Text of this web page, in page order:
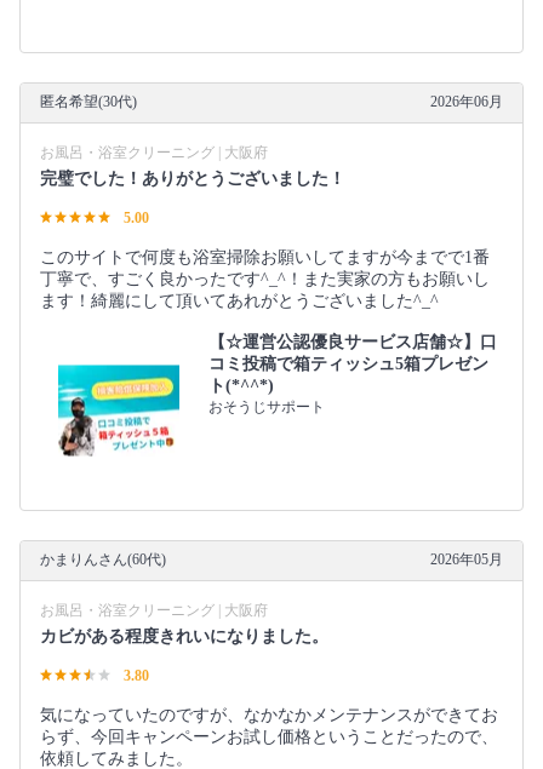
匿名希望(30代) 2026年06月
お風呂・浴室クリーニング | 大阪府
完璧でした！ありがとうございました！
5.00
このサイトで何度も浴室掃除お願いしてますが今までで1番
丁寧で、すごく良かったです^_^！また実家の方もお願いし
ます！綺麗にして頂いてあれがとうございました^_^
【☆運営公認優良サービス店舗☆】口
コミ投稿で箱ティッシュ5箱プレゼン
ト(*^^*)
おそうじサポート
かまりんさん(60代) 2026年05月
お風呂・浴室クリーニング | 大阪府
カビがある程度きれいになりました。
3.80
気になっていたのですが、なかなかメンテナンスができてお
らず、今回キャンペーンお試し価格ということだったので、
依頼してみました。